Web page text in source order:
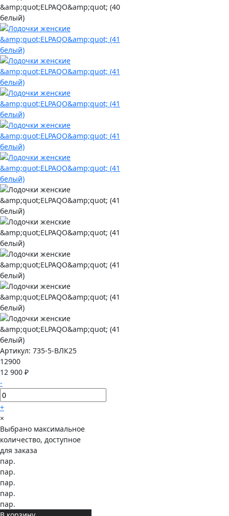
Артикул: 735-5-ВЛК25
12900
12 900 ₽
-
+
×
Выбрано максимальное
количество, доступное
для заказа
пар.
пар.
пар.
пар.
пар.